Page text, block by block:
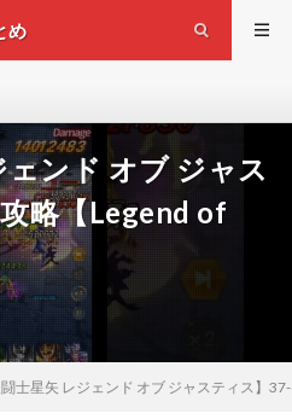
め
ェンド オブ ジャス
略【Legend of
闘士星矢 レジェンド オブ ジャスティス】